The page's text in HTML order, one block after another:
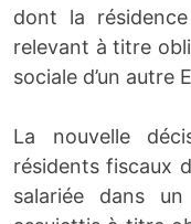
dont la
relevant à titre
sociale d’un autre
La nouvelle
résidents fiscaux
salariée dans